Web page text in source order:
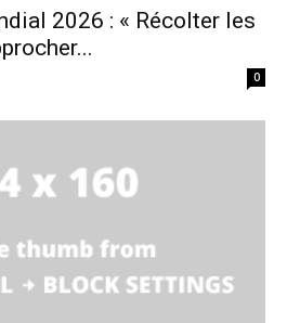
2026 : « Récolter les
0